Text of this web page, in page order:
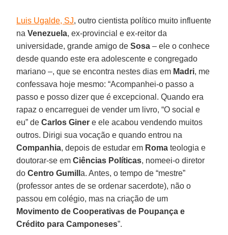
Luis Ugalde, SJ, outro cientista político muito influente
naVenezuela, ex-provincial e ex-reitor da
universidade, grande amigo deSosa – ele o conhece
desde quando este era adolescente e congregado
mariano –, que se encontra nestes dias em Madri, me
confessava hoje mesmo: “Acompanhei-o passo a
passo e posso dizer que é excepcional. Quando era
rapaz o encarreguei de vender um livro, “O social e
eu” deCarlos Giner e ele acabou vendendo muitos
outros. Dirigi sua vocação e quando entrou na
Companhia, depois de estudar em Roma teologia e
doutorar-se emCiências Políticas, nomeei-o diretor
doCentro Gumilla. Antes, o tempo de “mestre”
(professor antes de se ordenar sacerdote), não o
passou em colégio, mas na criação de um
Movimento de Cooperativas de Poupança e
Crédito para Camponeses”.